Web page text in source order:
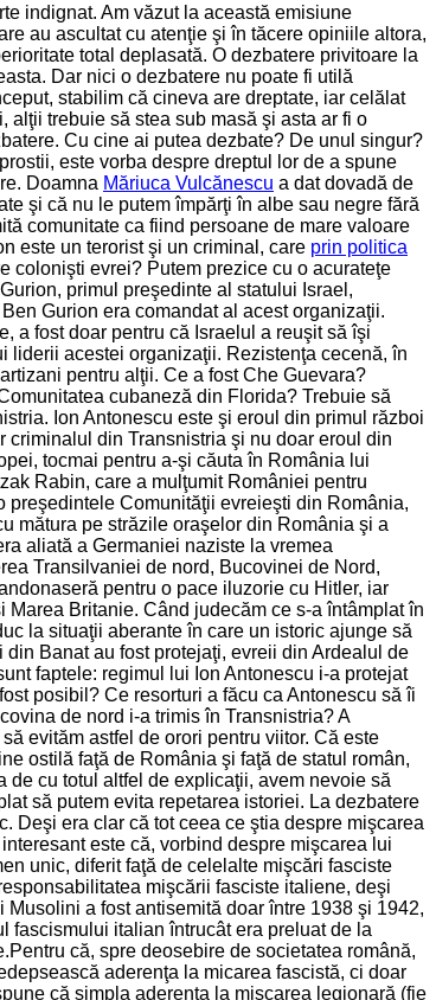
indignat. Am văzut la această emisiune
au ascultat cu atenţie şi în tăcere opiniile altora,
total deplasată. O dezbatere privitoare la
Dar nici o dezbatere nu poate fi utilă
stabilim că cineva are dreptate, iar celălat
alţii trebuie să stea sub masă şi asta ar fi o
Cu cine ai putea dezbate? De unul singur?
este vorba despre dreptul lor de a spune
Doamna Măriuca Vulcănescu a dat dovadă de
şi că nu le putem împărţi în albe sau negre fără
comunitate ca fiind persoane de mare valoare
este un terorist şi un criminal, care prin politica
colonişti evrei? Putem prezice cu o acurateţe
primul preşedinte al statului Israel,
Gurion era comandat al acest organizaţii.
a fost doar pentru că Israelul a reuşit să îşi
liderii acestei organizaţii. Rezistenţa cecenă, în
pentru alţii. Ce a fost Che Guevara?
cubaneză din Florida? Trebuie să
Ion Antonescu este şi eroul din primul război
din Transnistria şi nu doar eroul din
tocmai pentru a-şi căuta în România lui
Rabin, care a mulţumit României pentru
preşedintele Comunităţii evreieşti din România,
mătura pe străzile oraşelor din România şi a
aliată a Germaniei naziste la vremea
Transilvaniei de nord, Bucovinei de Nord,
pentru o pace iluzorie cu Hitler, iar
Britanie. Când judecăm ce s-a întâmplat în
la situaţii aberante în care un istoric ajunge să
din Banat au fost protejaţi, evreii din Ardealul de
faptele: regimul lui Ion Antonescu i-a protejat
posibil? Ce resorturi a făcu ca Antonescu să îi
de nord i-a trimis în Transnistria? A
evităm astfel de orori pentru viitor. Că este
ostilă faţă de România şi faţă de statul român,
cu totul altfel de explicaţii, avem nevoie să
să putem evita repetarea istoriei. La dezbatere
Deşi era clar că tot ceea ce ştia despre mişcarea
este că, vorbind despre mişcarea lui
unic, diferit faţă de celelalte mişcări fasciste
mişcării fasciste italiene, deşi
a fost antisemită doar între 1938 şi 1942,
fascismului italian întrucât era preluat de la
că, spre deosebire de societatea română,
aderenţa la micarea fascistă, ci doar
că simpla aderenţa la mişcarea legionară (fie